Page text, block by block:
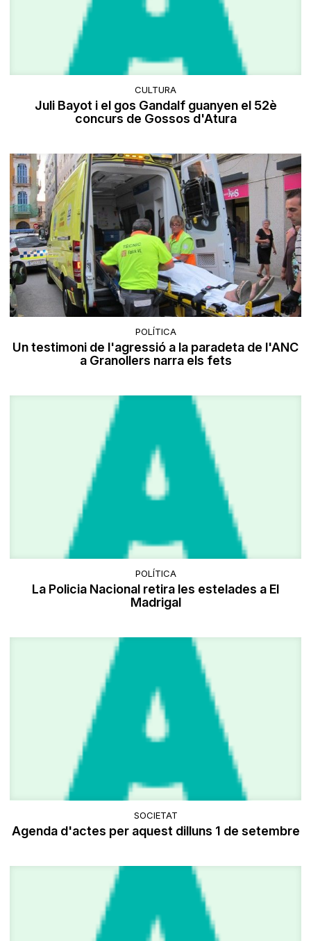
CULTURA
Juli Bayot i el gos Gandalf guanyen el 52è
concurs de Gossos d'Atura
POLÍTICA
Un testimoni de l'agressió a la paradeta de l'ANC
a Granollers narra els fets
POLÍTICA
La Policia Nacional retira les estelades a El
Madrigal
SOCIETAT
Agenda d'actes per aquest dilluns 1 de setembre